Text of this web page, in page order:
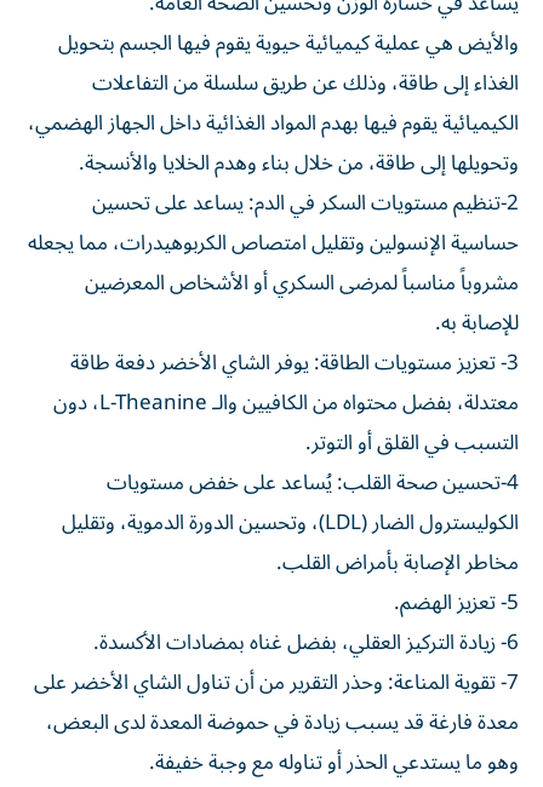
والأيض هي عملية كيميائية حيوية يقوم فيها الجسم بتحويل
الغذاء إلى طاقة، وذلك عن طريق سلسلة من التفاعلات
الكيميائية يقوم فيها بهدم المواد الغذائية داخل الجهاز الهضمي،
وتحويلها إلى طاقة، من خلال بناء وهدم الخلايا والأنسجة.
2-تنظيم مستويات السكر في الدم: يساعد على تحسين
حساسية الإنسولين وتقليل امتصاص الكربوهيدرات، مما يجعله
مشروباً مناسباً لمرضى السكري أو الأشخاص المعرضين
للإصابة به.
3- تعزيز مستويات الطاقة: يوفر الشاي الأخضر دفعة طاقة
معتدلة، بفضل محتواه من الكافيين والـ L-Theanine، دون
التسبب في القلق أو التوتر.
4-تحسين صحة القلب: يُساعد على خفض مستويات
الكوليسترول الضار (LDL)، وتحسين الدورة الدموية، وتقليل
مخاطر الإصابة بأمراض القلب.
5- تعزيز الهضم.
6- زيادة التركيز العقلي، بفضل غناه بمضادات الأكسدة.
7- تقوية المناعة: وحذر التقرير من أن تناول الشاي الأخضر على
معدة فارغة قد يسبب زيادة في حموضة المعدة لدى البعض،
وهو ما يستدعي الحذر أو تناوله مع وجبة خفيفة.